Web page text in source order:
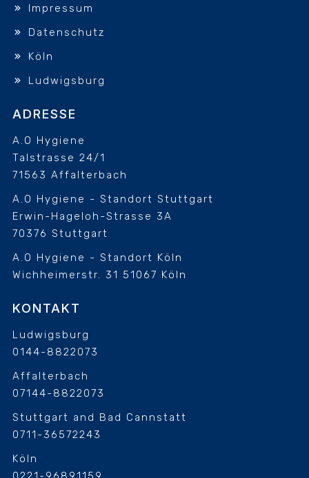
Impressum
Datenschutz
Köln
Ludwigsburg
ADRESSE
A.O Hygiene
Talstrasse 24/1
71563 Affalterbach
A.O Hygiene - Standort Stuttgart
Erwin-Hageloh-Strasse 3A
70376 Stuttgart
A.O Hygiene - Standort Köln
Wichheimerstr. 31 51067 Köln
KONTAKT
Ludwigsburg
0144-8822073
Affalterbach
07144-8822073
Stuttgart and Bad Cannstatt
0711-36572243
Köln